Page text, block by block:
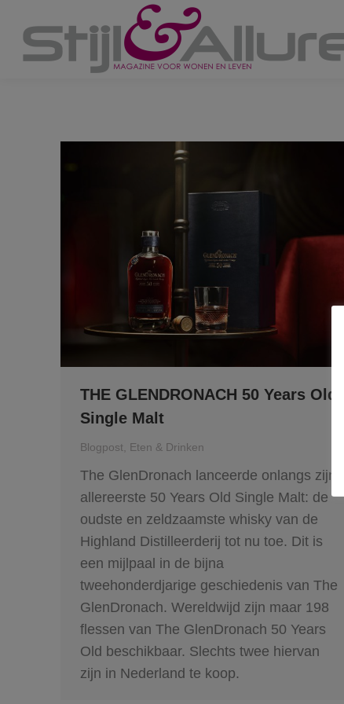
THE GLENDRONACH 50 Years Old
Single Malt
Blogpost, Eten & Drinken
The GlenDronach lanceerde onlangs zijn
allereerste 50 Years Old Single Malt: de
oudste en zeldzaamste whisky van de
Highland Distilleerderij tot nu toe. Dit is
een mijlpaal in de bijna
tweehonderdjarige geschiedenis van The
GlenDronach. Wereldwijd zijn maar 198
flessen van The GlenDronach 50 Years
Old beschikbaar. Slechts twee hiervan
zijn in Nederland te koop.